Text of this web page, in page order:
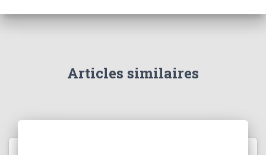
Articles similaires